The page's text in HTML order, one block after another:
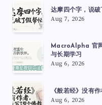
达摩四个字，说破
Aug 7, 2026
MacroAlpha 官
与长期学习
Aug 6, 2026
《般若经》没有
Aug 6, 2026